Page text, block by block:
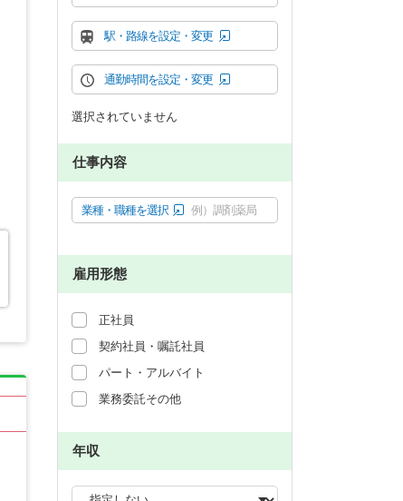
駅・路線を設定・変更
通勤時間を設定・変更
選択されていません
仕事内容
業種・職種を選択 例）調剤薬局
雇用形態
正社員
契約社員・嘱託社員
パート・アルバイト
業務委託その他
年収